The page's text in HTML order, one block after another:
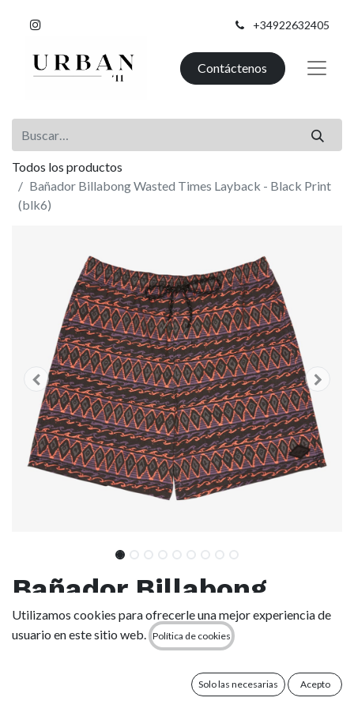
+34922632405
Contáctenos
Todos los productos
Bañador Billabong Wasted Times Layback - Black Print
(blk6)
Bañador Billabong
Wasted Times Layback
- Black Print (blk6)
Utilizamos cookies para ofrecerle una mejor experiencia de
usuario en este sitio web.
Política de cookies
Solo las necesarias Acepto